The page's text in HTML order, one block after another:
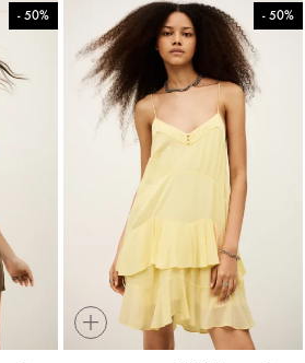
+
50%
-
50%
-